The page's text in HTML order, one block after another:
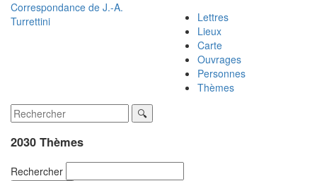
Correspondance de J.-A.
Turrettini
Lettres
Lieux
Carte
Ouvrages
Personnes
Thèmes
2030 Thèmes
Rechercher